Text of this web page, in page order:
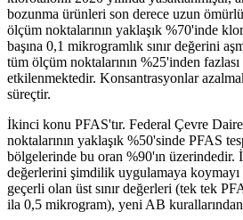
bozunma ürünleri son derece uzun
ölçüm noktalarının yaklaşık %70'inde
başına 0,1 mikrogramlık sınır değerini
tüm ölçüm noktalarının %25'inden
etkilenmektedir. Konsantrasyonlar
süreçtir.
İkinci konu PFAS'tır. Federal Çevre
noktalarının yaklaşık %50'sinde PFAS
bölgelerinde bu oran %90'ın üzerindedir.
değerlerini şimdilik uygulamaya koymayı
geçerli olan üst sınır değerleri (tek tek
ila 0,5 mikrogram), yeni AB kurallarından